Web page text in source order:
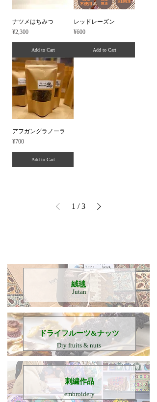
ナツメはちみつ
Price
¥2,300
Add to Cart
レッドレーズン
Price
¥600
Add to Cart
アフガングラノーラ
Price
¥700
Add to Cart
1 / 3
​絨毯
Jutan
​ドライフルーツ&ナッツ
Dry fruits & nuts
刺繍作品
embroidery